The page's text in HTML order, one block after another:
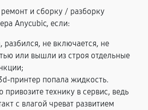
и сборку / разборку
Anycubic, если:
разбился, не включается, не
или вышли из строя отдельные
принтер попала жидкость.
привозите технику в сервис, ведь
с влагой чреват развитием